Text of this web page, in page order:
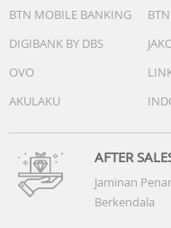
MAKE AND TAKE CALLS
SPEAKER DAN
BTN MOBILE BANKING
DIGIBANK BY DBS
OVO
AKULAKU
AFTER
Jaminan
Berkendala